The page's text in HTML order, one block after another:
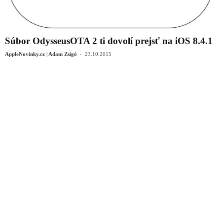
Súbor OdysseusOTA 2 ti dovolí prejsť na iOS 8.4.1
AppleNovinky.cz | Adam Zsigó - 23.10.2015